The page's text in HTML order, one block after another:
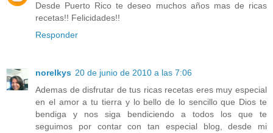
Desde Puerto Rico te deseo muchos años mas de ricas
recetas!! Felicidades!!
Responder
norelkys 20 de junio de 2010 a las 7:06
Ademas de disfrutar de tus ricas recetas eres muy especial
en el amor a tu tierra y lo bello de lo sencillo que Dios te
bendiga y nos siga bendiciendo a todos los que te
seguimos por contar con tan especial blog, desde mi